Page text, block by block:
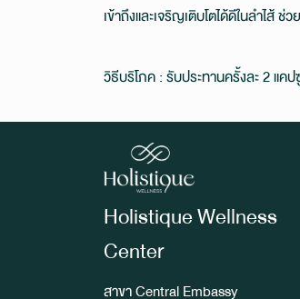
เข้าถึงและเจริญเติบโตได้ดีในลำไส้
วิธีบริโภค : รับประทานครั้งละ 2 แ
Holistique Wellness
Center
สาขา Central Embassy